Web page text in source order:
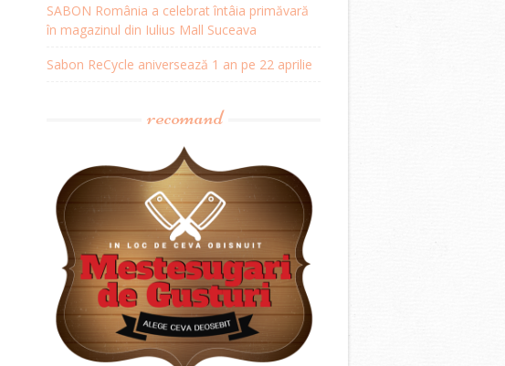
SABON România a celebrat întâia primăvară
în magazinul din Iulius Mall Suceava
Sabon ReCycle aniversează 1 an pe 22 aprilie
recomand